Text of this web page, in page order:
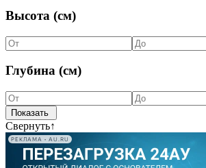
Высота (см)
Глубина (см)
Свернуть↑
РЕКЛАМА • AU.RU